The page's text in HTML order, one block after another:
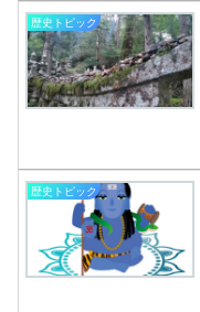
歴史トピック
歴史トピック